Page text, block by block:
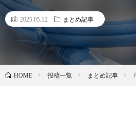
2025.05.12 まとめ記事
HOME 投稿一覧 まとめ記事